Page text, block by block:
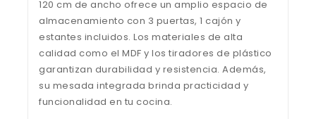
120 cm de ancho ofrece un amplio espacio de
almacenamiento con 3 puertas, 1 cajón y
estantes incluidos. Los materiales de alta
calidad como el MDF y los tiradores de plástico
garantizan durabilidad y resistencia. Además,
su mesada integrada brinda practicidad y
funcionalidad en tu cocina.